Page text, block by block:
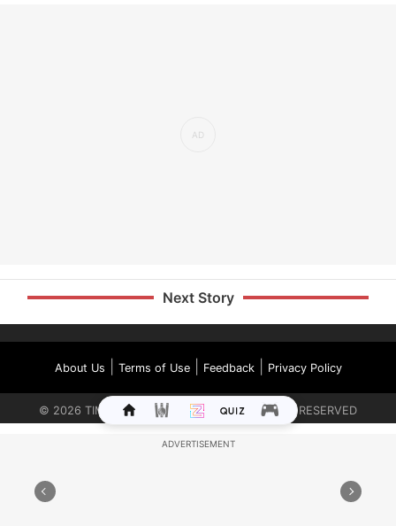
Next Story
About Us Terms of Use| Feedback| Privacy Policy
© 2026 TIMES INTERNET LIMITED. ALL RIGHTS RESERVED